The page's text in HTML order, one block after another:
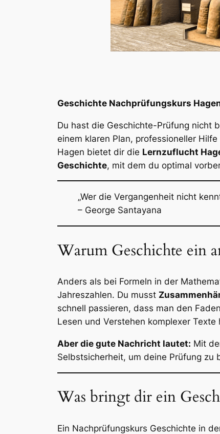
Geschichte Nachprüfungskurs
Du hast die Geschichte-Prüfung nicht
einem klaren Plan, professioneller
Hagen bietet dir die Lernzuflucht
Geschichte, mit dem du optimal
„Wer die Vergangenheit nicht
– George Santayana
Warum Geschichte ein
Anders als bei Formeln in der
Jahreszahlen. Du musst
schnell passieren, dass man den
Lesen und Verstehen komplexer Texte
Aber die gute Nachricht lautet: Mit
Selbstsicherheit, um deine Prüfung zu
Was bringt dir ein
Ein Nachprüfungskurs Geschichte in